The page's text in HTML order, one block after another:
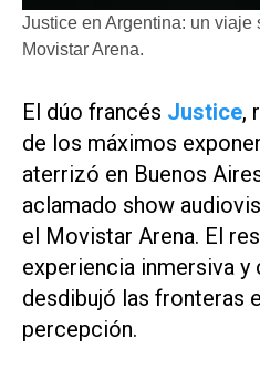
Justice en Argentina: un viaje
Movistar Arena.
El dúo francés Justice,
de los máximos
aterrizó en Buenos
aclamado show
el Movistar Arena. El
experiencia inmersiva y
desdibujó las fronteras
percepción.